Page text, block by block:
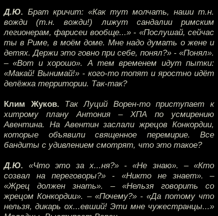
Д.Ю. Брат кричит: «Как тут молчать, наши т.н.
вожди (т.н. вожди!) лижут сандалии римским
легионерам, фарисеи вообще...» - «Послушай, сейчас
ты в Риме, в моём доме. Мне надо думать о жене и
детях. Держи это говно при себе, понял?» - «Понял».
– «Вот и хорошо». А тем временем идут пытки:
«Макай! Вынимай!» - кого-то топят и яростно идёт
делёжка территории. Так-так?
Клим Жуков. Так Луций Ворен-то приступает к
хитрому плану Антония – ХПА по усмирению
Авентина. На Авентин заслали жрецов Конкордии,
которые объявили священное перемирие. Все
бандиты с удивлением смотрят, что это такое?
Д.Ю. «Что это за х...ня?» - «Не знаю». – «Кто
созвал на переговоры?» - «Никто не знает». –
«Жрец должен знать». – «Нельзя говорить со
жрецом Конкордии». – «Почему?» - «Да потому что
нельзя, дикарь ох...евший! Эти мне чужестранцы...»